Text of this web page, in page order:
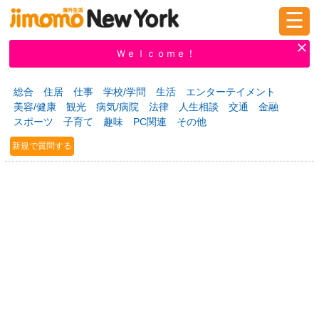
新規登録
掲示板 タウン情報 教えて！
☰
Ｗｅｌｃｏｍｅ！
総合 住居 仕事 学校/学問 生活
エンターテイメント
美容/健康
観光 病気/病院 法律 人生相談 交通
金融
スポーツ
子育て 趣味 PC関連 その他
新規で質問する